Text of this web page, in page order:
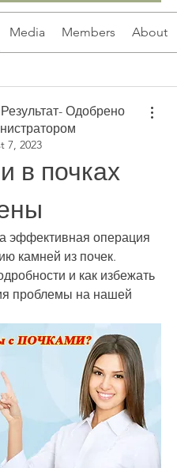
Media Members About
Результат- Одобрено
7, 2023
в почках
эффективная операция
камней из почек.
и как избежать
проблемы на нашей